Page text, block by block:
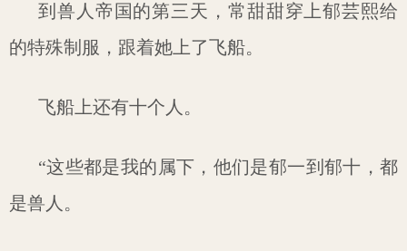
到兽人帝国的第三天，常甜甜穿上郁芸熙给
的特殊制服，跟着她上了飞船。
飞船上还有十个人。
“这些都是我的属下，他们是郁一到郁十，都
是兽人。